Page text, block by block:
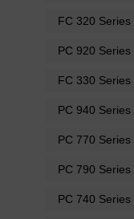
FC 320 Series
PC 920 Series
FC 330 Series
PC 940 Series
PC 770 Series
PC 790 Series
PC 740 Series